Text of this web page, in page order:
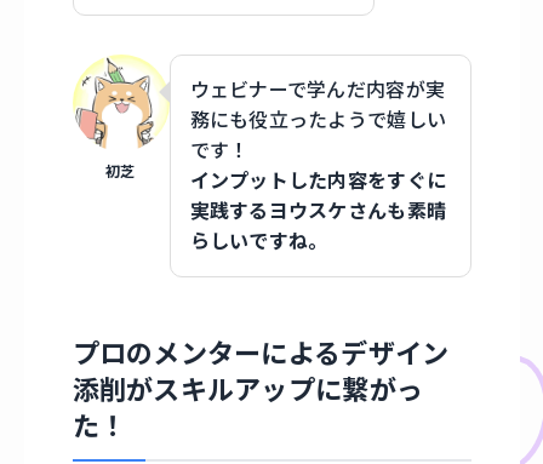
初芝
ウェビナーで学んだ内容が実
務にも役立ったようで嬉しい
です！
インプットした内容をすぐに
実践するヨウスケさんも素晴
らしいですね。
プロのメンターによるデザイン
添削がスキルアップに繋がっ
た！